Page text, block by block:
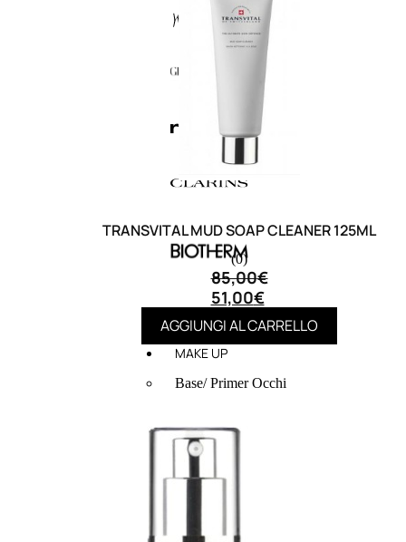
MAKE UP
Base/ Primer Occhi
Palette E Cofanetti Viso
Palette E Cofanetti Labbra
Cipria
TRANSVITAL MUD SOAP CLEANER 125ML
(0)
85,00€
51,00€
AGGIUNGI AL CARRELLO